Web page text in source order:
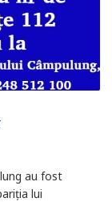
au fost
lui